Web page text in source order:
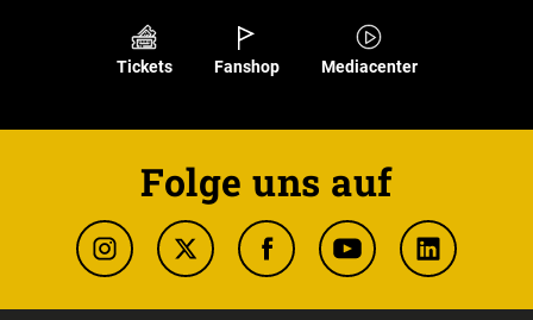
Tickets Fanshop Mediacenter
Folge uns auf